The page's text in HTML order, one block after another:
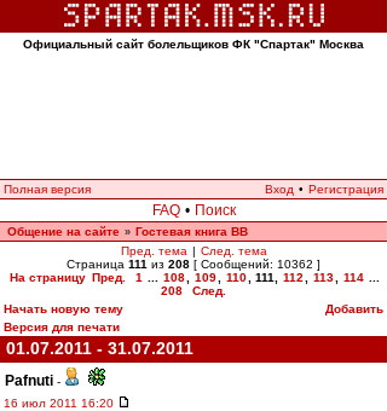
Официальный сайт болельщиков ФК "Спартак" Москва
Полная версия Вход • Регистрация
FAQ • Поиск
Общение на сайте » Гостевая книга ВВ
Пред. тема | След. тема
Страница 111 из 208 [ Сообщений: 10362 ]
На страницу Пред. 1 108 109 110 111 112 113 114
208
След.
Начать новую тему
Добавить
Версия для печати
01.07.2011 - 31.07.2011
Pafnuti -
16 июл 2011 16:20